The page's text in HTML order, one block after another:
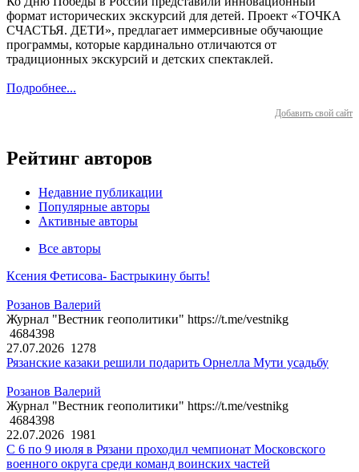
формат исторических экскурсий для детей. Проект «ТОЧКА
СЧАСТЬЯ. ДЕТИ», предлагает иммерсивные обучающие
программы, которые кардинально отличаются от
традиционных экскурсий и детских спектаклей.
Подробнее...
Добавить свой сайт
Рейтинг авторов
Недавние публикации
Популярные авторы
Активные авторы
Все авторы
Ксения Фетисова- Бастрыкину быть!
Розанов Валерий
Журнал "Вестник геополитики" https://t.me/vestnikg
4684398
27.07.2026 1278
Рязанские казаки решили подарить Орнелла Мути усадьбу
Розанов Валерий
Журнал "Вестник геополитики" https://t.me/vestnikg
4684398
22.07.2026 1981
С 6 по 9 июля в Рязани проходил чемпионат Московского
военного округа среди команд воинских частей